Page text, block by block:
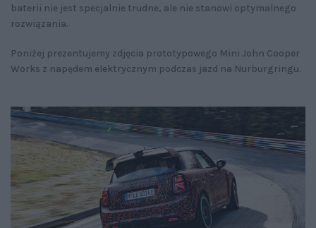
baterii nie jest specjalnie trudne, ale nie stanowi optymalnego
rozwiązania.
Poniżej prezentujemy zdjęcia prototypowego Mini John Cooper
Works z napędem elektrycznym podczas jazd na Nurburgringu.